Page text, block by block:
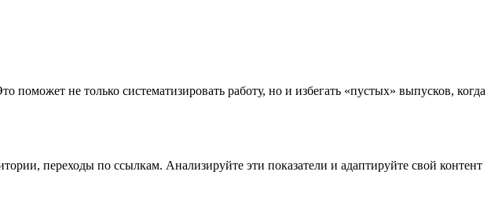
не только систематизировать работу, но и избегать «пустых» выпусков, когда
переходы по ссылкам. Анализируйте эти показатели и адаптируйте свой контент